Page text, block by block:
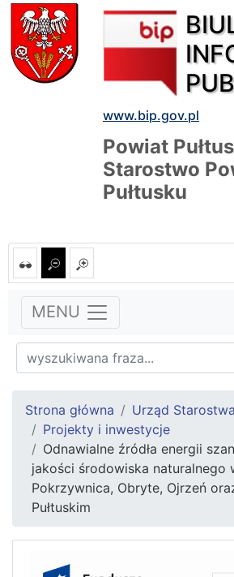
www.bip.gov.pl
Powiat
Starostwo
Pułtusku
MENU
Strona główna
Urząd Starostwa
Projekty i inwestycje
Odnawialne źródła energii
jakości środowiska naturalnego
Pokrzywnica, Obryte, Ojrzeń
Pułtuskim